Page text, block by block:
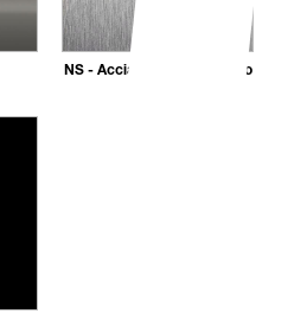
NS - Acciaio inox spazzolato